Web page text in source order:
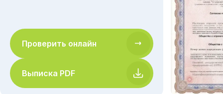
Проверить онлайн
Выписка PDF